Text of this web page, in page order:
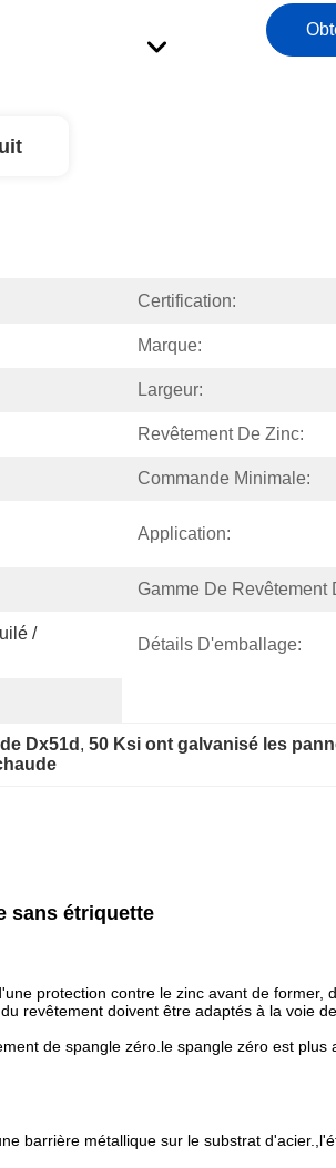
Certification:
Marque:
Largeur:
Revêtement De Zinc:
Commande Minimale:
Application:
Gamme De Revêtement
/
Détails D'emballage:
Dx51d , 50 Ksi ont galvanisé les
sans étriquette
protection contre le zinc avant de
revêtement doivent être adaptés à la voie
de spangle zéro.le spangle zéro est
barrière métallique sur le substrat